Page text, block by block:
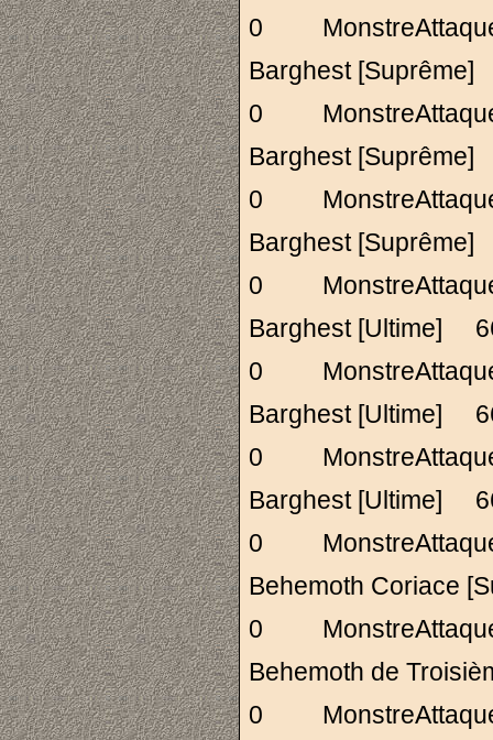
0
Barghest
0
Barghest
0
Barghest
0
Barghest
0
Barghest
0
Barghest
0
Behemoth
0
Behemoth de
0